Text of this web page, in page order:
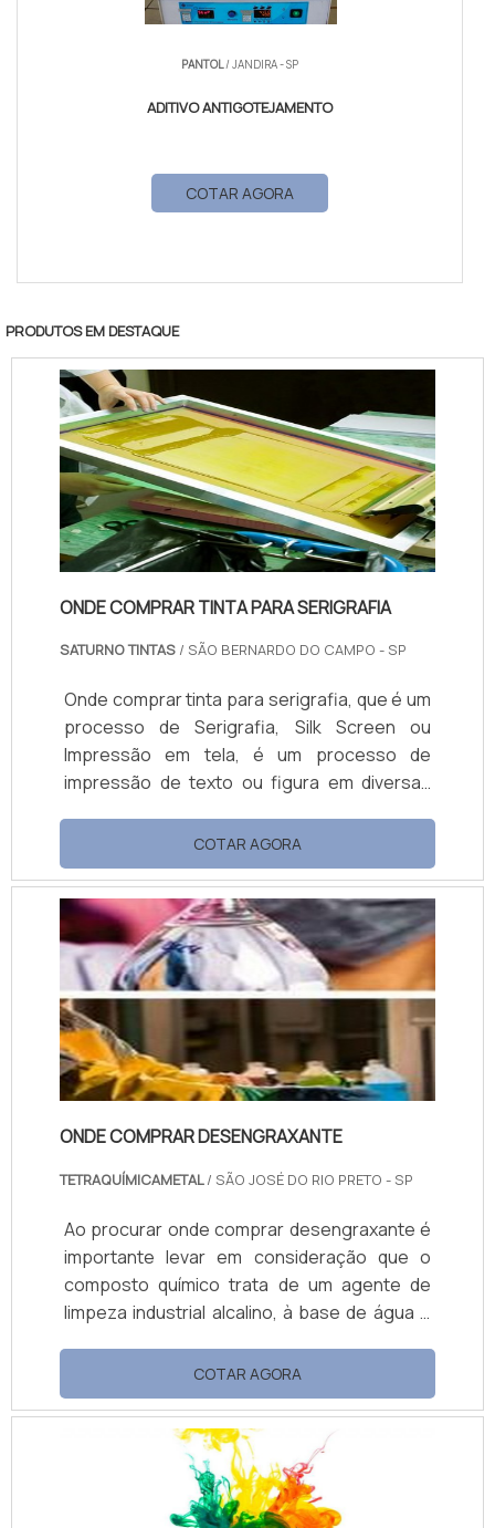
PANTOL/ JANDIRA - SP
ADITIVO ANTIGOTEJAMENTO
COTAR AGORA
PRODUTOS EM DESTAQUE
ONDE COMPRAR TINTA PARA SERIGRAFIA
SATURNO TINTAS / SÃO BERNARDO DO CAMPO - SP
Onde comprar tinta para serigrafia, que é um
processo de Serigrafia, Silk Screen ou
Impressão em tela, é um processo de
impressão de texto ou figura em diversas
vazada pela pressão do rodo, através de
uma tela preparada. Linha serigráfica Vinílica
Brilhante; Vinílica Fosca; Atóxicas; Sintética;
Epóxi; Couro e Nylon; Poliuretânica;
Polietileno; Serigrafia UV; Aquascreen (Base
água p/ tecido); ...
COTAR AGORA
ONDE COMPRAR DESENGRAXANTE
TETRAQUÍMICAMETAL/ SÃO JOSÉ DO RIO PRETO - SP
Ao procurar onde comprar desengraxante é
importante levar em consideração que o
composto químico trata de um agente de
limpeza industrial alcalino, à base de água e
para limpeza perfeita, otimizando o tempo do
funcionário e gastando pouca água, tendo
em vista que essa linha de desengraxante
alcalinos com alto poder de limpeza é
desenvolvida para limpeza em circuitos
fechados.Aplicação do produtoO...
COTAR AGORA